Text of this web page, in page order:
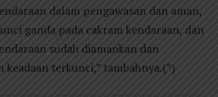
dalam pengawasan dan aman,
ganda pada cakram kendaraan, dan
sudah diamankan dan
keadaan terkunci,” tambahnya.(*)